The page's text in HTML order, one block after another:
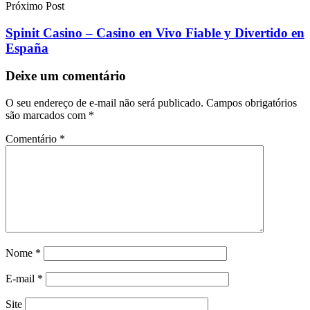
Próximo Post
Spinit Casino – Casino en Vivo Fiable y Divertido en
España
Deixe um comentário
O seu endereço de e-mail não será publicado. Campos obrigatórios
são marcados com *
Comentário *
Nome *
E-mail *
Site